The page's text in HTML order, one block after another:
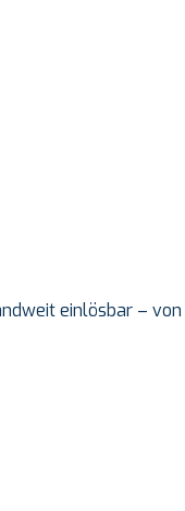
einlösbar –